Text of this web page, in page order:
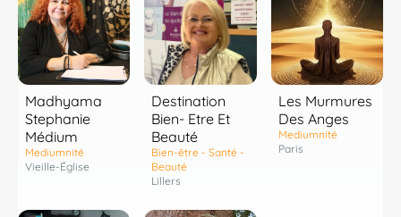
Madhyama
Stephanie
Médium
Mediumnité
Vieille-Église
Destination
Bien- Etre Et
Beauté
Bien-être - Santé -
Beauté
Lillers
Les Murmures
Des Anges
Mediumnité
Paris